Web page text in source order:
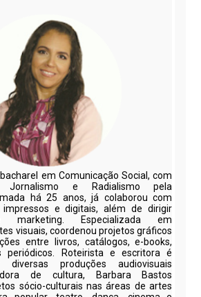
em Comunicação Social, com
Jornalismo e Radialismo pela
há 25 anos, já colaborou com
impressos e digitais, além de dirigir
marketing. Especializada em
visuais, coordenou projetos gráficos
entre livros, catálogos, e-books,
periódicos. Roteirista e escritora é
diversas produções audiovisuais
de cultura, Barbara Bastos
sócio-culturais nas áreas de artes